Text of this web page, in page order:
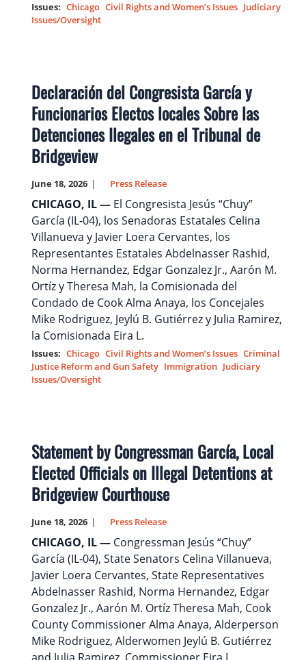
Issues: Chicago Civil Rights and Women’s Issues Judiciary
Issues/Oversight
Declaración del Congresista García y
Funcionarios Electos locales Sobre las
Detenciones Ilegales en el Tribunal de
Bridgeview
June 18, 2026 Press Release
CHICAGO, IL — El Congresista Jesús “Chuy”
García (IL-04), los Senadoras Estatales Celina
Villanueva y Javier Loera Cervantes, los
Representantes Estatales Abdelnasser Rashid,
Norma Hernandez, Edgar Gonzalez Jr., Aarón M.
Ortíz y Theresa Mah, la Comisionada del
Condado de Cook Alma Anaya, los Concejales
Mike Rodriguez, Jeylú B. Gutiérrez y Julia Ramirez,
la Comisionada Eira L.
Issues: Chicago Civil Rights and Women’s Issues Criminal
Justice Reform and Gun Safety Immigration Judiciary
Issues/Oversight
Statement by Congressman García, Local
Elected Officials on Illegal Detentions at
Bridgeview Courthouse
June 18, 2026 Press Release
CHICAGO, IL — Congressman Jesús “Chuy”
García (IL-04), State Senators Celina Villanueva,
Javier Loera Cervantes, State Representatives
Abdelnasser Rashid, Norma Hernandez, Edgar
Gonzalez Jr., Aarón M. Ortíz Theresa Mah, Cook
County Commissioner Alma Anaya, Alderperson
Mike Rodriguez, Alderwomen Jeylú B. Gutiérrez